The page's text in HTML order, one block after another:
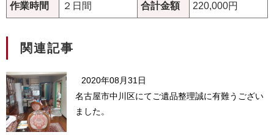
作業時間 ２日間 合計金額 220,000円
関連記事
2020年08月31日
名古屋市中川区にてご遺品整理誠に有難うござい
ました。